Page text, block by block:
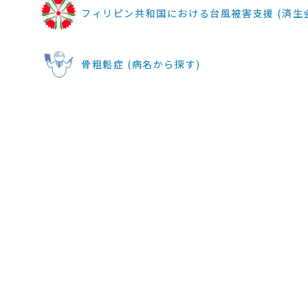
フィリピン共和国における台風被害支援 (済生
骨粗鬆症 (病名から探す)